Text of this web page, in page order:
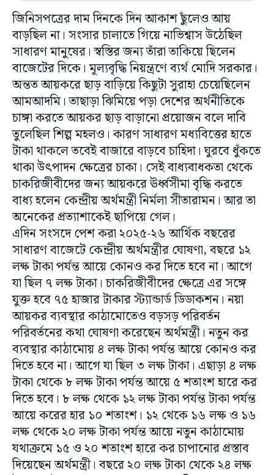
জিনিসপত্রের দাম দিনকে দিন আকাশ ছুঁলেও আয়
বাড়ছিল না। সংসার চালাতে গিয়ে নাভিশ্বাস উঠেছিল
সাধারণ মানুষের। স্বস্তির জন্য তাঁরা তাকিয়ে ছিলেন
বাজেটের দিকে। মূল্যবৃদ্ধি নিয়ন্ত্রণে ব্যর্থ মোদি সরকার।
অন্তত আয়করে ছাড় বাড়িয়ে কিছুটা সুরাহা চেয়েছিলেন
আমআদমি। তাছাড়া ঝিমিয়ে পড়া দেশের অর্থনীতিকে
চাঙ্গা করতে আয়কর ছাড় বাড়ানো প্রয়োজন বলে দাবি
তুলেছিল শিল্প মহলও। কারণ সাধারণ মধ্যবিত্তের হাতে
টাকা থাকলে তবেই বাজারে বাড়বে চাহিদা। ঘুরবে ধুঁকতে
থাকা উৎপাদন ক্ষেত্রের চাকা। সেই বাধ্যবাধকতা থেকে
চাকরিজীবীদের জন্য আয়করে ঊর্ধ্বসীমা বৃদ্ধি করতে
বাধ্য হলেন কেন্দ্রীয় অর্থমন্ত্রী নির্মলা সীতারামন। আর তা
অনেকের প্রত্যাশাকেই ছাপিয়ে গেল।
এদিন সংসদে পেশ করা ২০২৫-২৬ আর্থিক বছরের
সাধারণ বাজেটে কেন্দ্রীয় অর্থমন্ত্রীর ঘোষণা, বছরে ১২
লক্ষ টাকা পর্যন্ত আয়ে কোনও কর দিতে হবে না। আগে
যা ছিল ৭ লক্ষ টাকা। চাকরিজীবীদের ক্ষেত্রে এর সঙ্গে
যুক্ত হবে ৭৫ হাজার টাকার স্ট্যান্ডার্ড ডিডাকশন। নয়া
আয়কর ব্যবস্থার কাঠামোতেও বড়সড় পরিবর্তন
পরিবর্তনের কথা ঘোষণা করেছেন অর্থমন্ত্রী। নতুন কর
ব্যবস্থার কাঠামোয় ৪ লক্ষ টাকা পর্যন্ত আয়ে কোনও কর
দিতে হবে না। আগে যা ছিল ৩ লক্ষ টাকা। এছাড়া ৪ লক্ষ
টাকা থেকে ৮ লক্ষ টাকা পর্যন্ত আয়ে ৫ শতাংশ হারে কর
দিতে হবে। ৮ লক্ষ থেকে ১২ লক্ষ টাকা পর্যন্ত টাকা পর্যন্ত
আয়ে করের হার ১০ শতাংশ। ১২ থেকে ১৬ লক্ষ ও ১৬
লক্ষ থেকে ২০ লক্ষ টাকা পর্যন্ত আয়ে নতুন কাঠামোয়
যথাক্রমে ১৫ ও ২০ শতাংশ হারে কর চাপানোর প্রস্তাব
দিয়েছেন অর্থমন্ত্রী। বছরে ২০ লক্ষ টাকা থেকে ২৪ লক্ষ